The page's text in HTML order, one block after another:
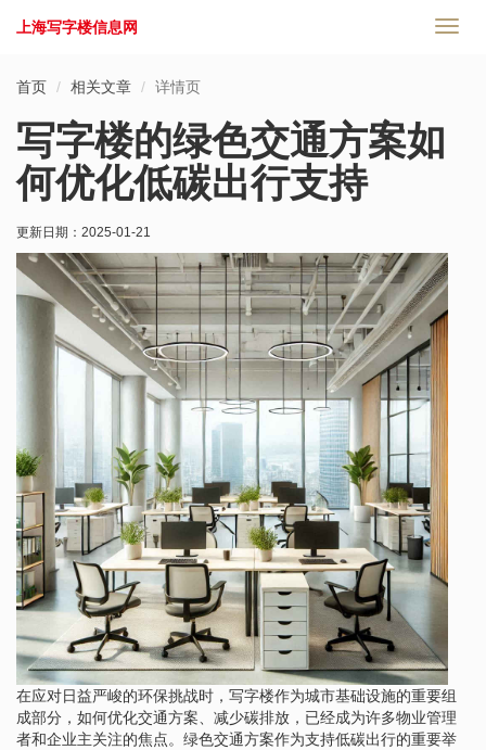
切
上海写字楼信息网
首页 相关文章 详情页
写字楼的绿色交通方案如
何优化低碳出行支持
更新日期： 2025-01-21
在应对日益严峻的环保挑战时，写字楼作为城市基础设施的重要组
成部分，如何优化交通方案、减少碳排放，已经成为许多物业管理
者和企业主关注的焦点。绿色交通方案作为支持低碳出行的重要举